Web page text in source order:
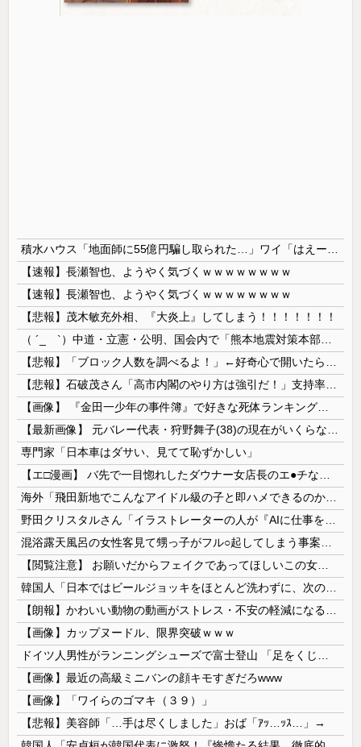
【速報】長瀬智也、ようやく気づくｗｗｗｗｗｗｗｗ
【速報】長瀬智也、ようやく気づくｗｗｗｗｗｗｗｗ
【悲報】茂木敏充外相、『大炎上』してしまう！！！！！！！
専門家「日本車はダサい、見てて恥ずかしい」
【画像】カップヌードル、限界突破ｗｗｗ
【画像】最近の高級ミニバンの顔キモすぎだろwww
【画像】「ワイらのゴマキ（３９）」
【悲報】美容師「…手は尽くしました」おば「ｱｯ…ｯｽ…」→